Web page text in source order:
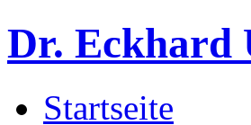
Dr. Eckhard
Startseite